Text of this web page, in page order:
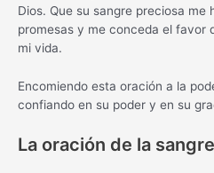
Dios. Que su sangre preciosa me
promesas y me conceda el favor
mi vida.
Encomiendo esta oración a la
confiando en su poder y en su
La oración de la